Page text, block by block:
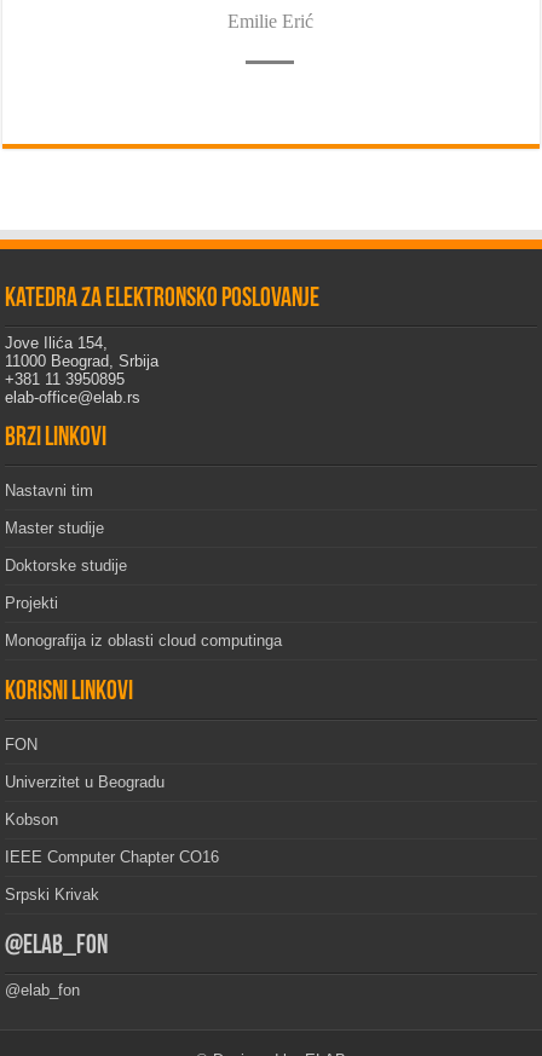
Emilie Erić
Katedra za elektronsko poslovanje
Jove Ilića 154,
11000 Beograd, Srbija
+381 11 3950895
elab-office@elab.rs
Brzi linkovi
Nastavni tim
Master studije
Doktorske studije
Projekti
Monografija iz oblasti cloud computinga
Korisni linkovi
FON
Univerzitet u Beogradu
Kobson
IEEE Computer Chapter CO16
Srpski Krivak
@elab_fon
@elab_fon